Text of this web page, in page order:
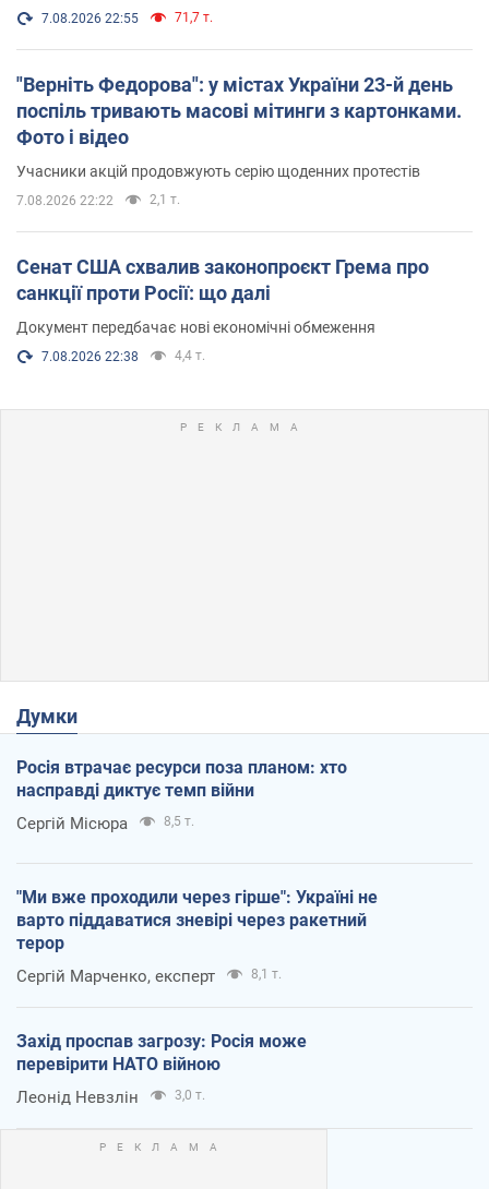
7.08.2026 22:55 71,7 т.
"Верніть Федорова": у містах України 23-й день
поспіль тривають масові мітинги з картонками.
Фото і відео
Учасники акцій продовжують серію щоденних протестів
7.08.2026 22:22 2,1 т.
Сенат США схвалив законопроєкт Грема про
санкції проти Росії: що далі
Документ передбачає нові економічні обмеження
7.08.2026 22:38 4,4 т.
Думки
Росія втрачає ресурси поза планом: хто
насправді диктує темп війни
Сергій Місюра 8,5 т.
"Ми вже проходили через гірше": Україні не
варто піддаватися зневірі через ракетний
терор
Сергій Марченко, експерт 8,1 т.
Захід проспав загрозу: Росія може
перевірити НАТО війною
Леонід Невзлін 3,0 т.